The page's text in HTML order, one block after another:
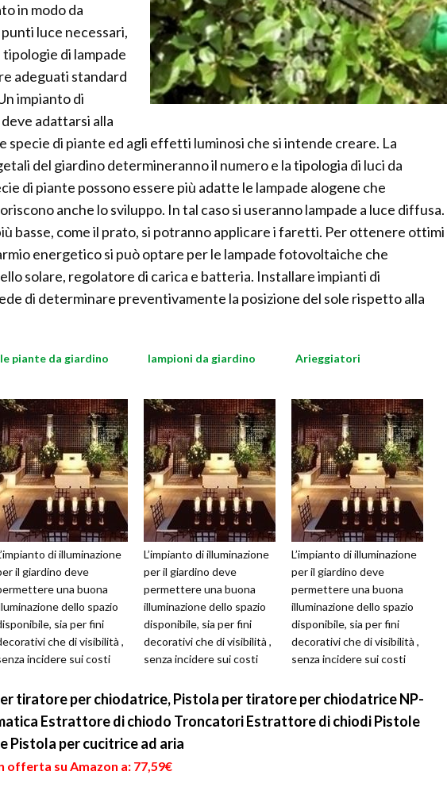
in modo da
luce necessari,
di lampade
adeguati standard
impianto di
adattarsi alla
specie di piante ed agli effetti luminosi che si intende creare. La
del giardino determineranno il numero e la tipologia di luci da
di piante possono essere più adatte le lampade alogene che
anche lo sviluppo. In tal caso si useranno lampade a luce diffusa.
basse, come il prato, si potranno applicare i faretti. Per ottenere ottimi
energetico si può optare per le lampade fotovoltaiche che
solare, regolatore di carica e batteria. Installare impianti di
di determinare preventivamente la posizione del sole rispetto alla
le piante da giardino
di illuminazione
il giardino deve
una buona
dello spazio
sia per fini
che di visibilità ,
incidere sui costi
lampioni da giardino
L’impianto di illuminazione
per il giardino deve
permettere una buona
illuminazione dello spazio
disponibile, sia per fini
decorativi che di visibilità ,
senza incidere sui costi
Arieggiatori
L’impianto di illuminazione
per il giardino deve
permettere una buona
illuminazione dello spazio
disponibile, sia per fini
decorativi che di visibilità ,
senza incidere sui costi
tiratore per chiodatrice, Pistola per tiratore per chiodatrice NP-
Estrattore di chiodo Troncatori Estrattore di chiodi Pistole
Pistola per cucitrice ad aria
offerta su Amazon a: 77,59€